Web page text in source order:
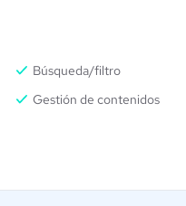
Búsqueda/filtro
Gestión de contenidos